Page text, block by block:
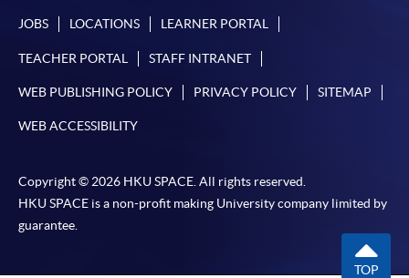
JOBS LOCATIONS LEARNER PORTAL
TEACHER PORTAL STAFF INTRANET
WEB PUBLISHING POLICY PRIVACY POLICY SITEMAP
WEB ACCESSIBILITY
Copyright © 2026 HKU SPACE. All rights reserved.
HKU SPACE is a non-profit making University company limited by
guarantee.
TOP